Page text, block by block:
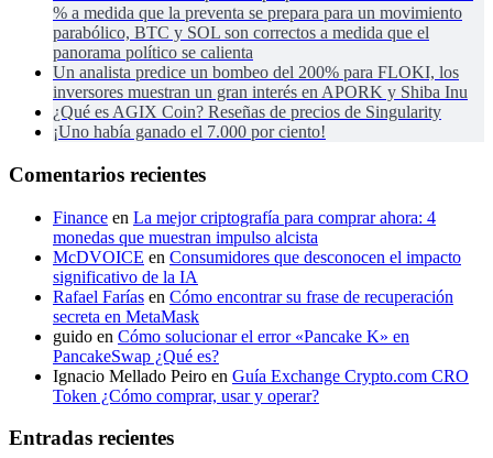
% a medida que la preventa se prepara para un movimiento
parabólico, BTC y SOL son correctos a medida que el
panorama político se calienta
Un analista predice un bombeo del 200% para FLOKI, los
inversores muestran un gran interés en APORK y Shiba Inu
¿Qué es AGIX Coin? Reseñas de precios de Singularity
¡Uno había ganado el 7.000 por ciento!
Comentarios recientes
Finance en La mejor criptografía para comprar ahora: 4
monedas que muestran impulso alcista
McDVOICE en Consumidores que desconocen el impacto
significativo de la IA
Rafael Farías en Cómo encontrar su frase de recuperación
secreta en MetaMask
guido en Cómo solucionar el error «Pancake K» en
PancakeSwap ¿Qué es?
Ignacio Mellado Peiro en Guía Exchange Crypto.com CRO
Token ¿Cómo comprar, usar y operar?
Entradas recientes